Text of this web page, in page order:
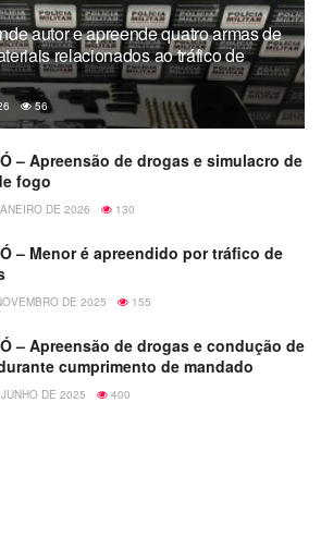
autor e apreende quatro armas de
relacionados ao tráfico de
56
– Apreensão de drogas e simulacro de
fogo
DE 2026 130
– Menor é apreendido por tráfico de
DE 2025 155
– Apreensão de drogas e condução de
cumprimento de mandado
DE 2025 400